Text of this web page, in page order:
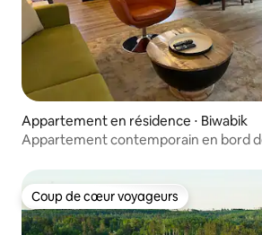
Appartement en résidence ⋅ Biwabik
Appartement contemporain en bord
Coup de cœur voyageurs
Coup de cœur voyageurs